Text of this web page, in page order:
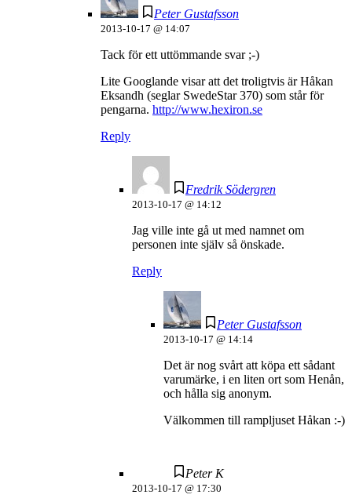
Peter Gustafsson
2013-10-17 @ 14:07
Tack för ett uttömmande svar ;-)
Lite Googlande visar att det troligtvis är Håkan
Eksandh (seglar SwedeStar 370) som står för
pengarna. http://www.hexiron.se
Reply
Fredrik Södergren
2013-10-17 @ 14:12
Jag ville inte gå ut med namnet om
personen inte själv så önskade.
Reply
Peter Gustafsson
2013-10-17 @ 14:14
Det är nog svårt att köpa ett sådant
varumärke, i en liten ort som Henån,
och hålla sig anonym.
Välkommen till rampljuset Håkan :-)
Peter K
2013-10-17 @ 17:30